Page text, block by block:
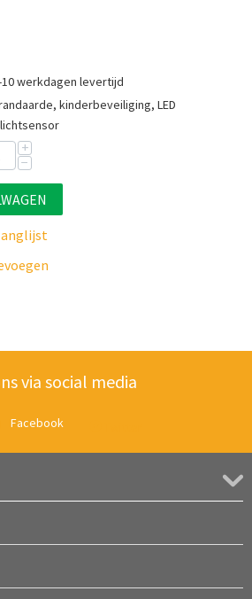
10 werkdagen levertijd
kinderbeveiliging, LED
+
−
via social media
Facebook